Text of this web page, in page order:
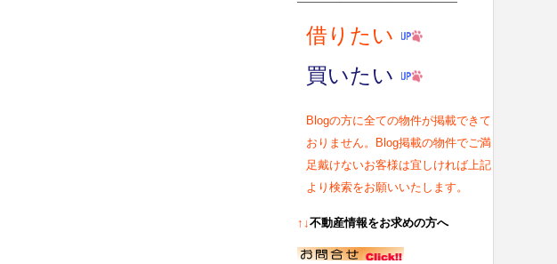
借りたい
買いたい
Blogの方に全ての物件が掲載できて
おりません。Blog掲載の物件でご満
足戴けないお客様は宜しければ上記
より検索をお願いいたします。
↑↓不動産情報をお求めの方へ